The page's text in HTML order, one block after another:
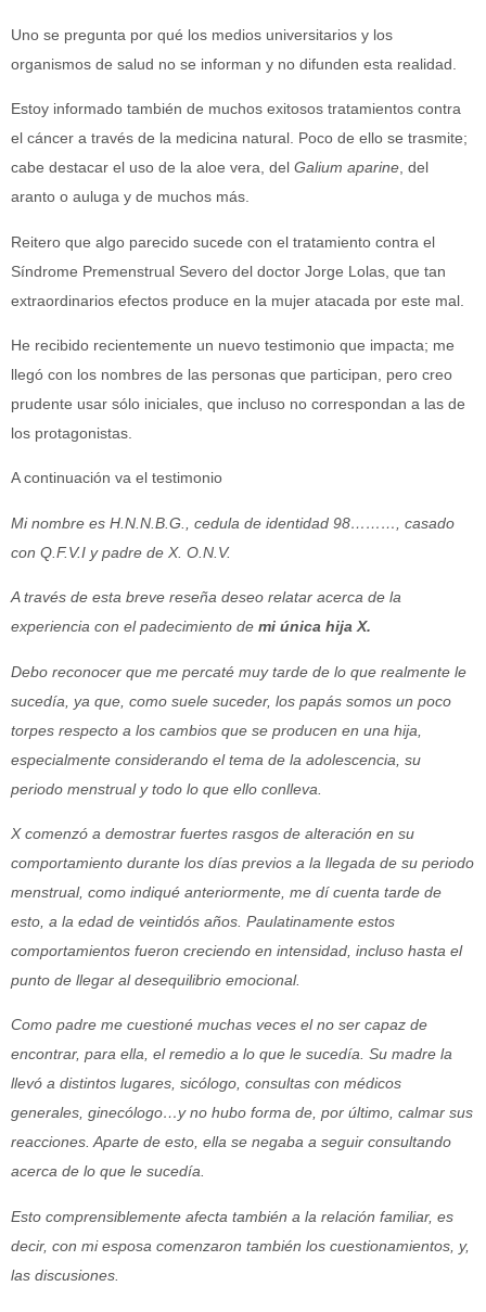
Uno se pregunta por qué los medios universitarios y los
organismos de salud no se informan y no difunden esta realidad.
Estoy informado también de muchos exitosos tratamientos contra
el cáncer a través de la medicina natural. Poco de ello se trasmite;
cabe destacar el uso de la aloe vera, del Galium aparine, del
aranto o auluga y de muchos más.
Reitero que algo parecido sucede con el tratamiento contra el
Síndrome Premenstrual Severo del doctor Jorge Lolas, que tan
extraordinarios efectos produce en la mujer atacada por este mal.
He recibido recientemente un nuevo testimonio que impacta; me
llegó con los nombres de las personas que participan, pero creo
prudente usar sólo iniciales, que incluso no correspondan a las de
los protagonistas.
A continuación va el testimonio
Mi nombre es H.N.N.B.G., cedula de identidad 98………, casado
con Q.F.V.I y padre de X. O.N.V.
A través de esta breve reseña deseo relatar acerca de la
experiencia con el padecimiento de mi única hija X.
Debo reconocer que me percaté muy tarde de lo que realmente le
sucedía, ya que, como suele suceder, los papás somos un poco
torpes respecto a los cambios que se producen en una hija,
especialmente considerando el tema de la adolescencia, su
periodo menstrual y todo lo que ello conlleva.
X comenzó a demostrar fuertes rasgos de alteración en su
comportamiento durante los días previos a la llegada de su periodo
menstrual, como indiqué anteriormente, me dí cuenta tarde de
esto, a la edad de veintidós años. Paulatinamente estos
comportamientos fueron creciendo en intensidad, incluso hasta el
punto de llegar al desequilibrio emocional.
Como padre me cuestioné muchas veces el no ser capaz de
encontrar, para ella, el remedio a lo que le sucedía. Su madre la
llevó a distintos lugares, sicólogo, consultas con médicos
generales, ginecólogo…y no hubo forma de, por último, calmar sus
reacciones. Aparte de esto, ella se negaba a seguir consultando
acerca de lo que le sucedía.
Esto comprensiblemente afecta también a la relación familiar, es
decir, con mi esposa comenzaron también los cuestionamientos, y,
las discusiones.